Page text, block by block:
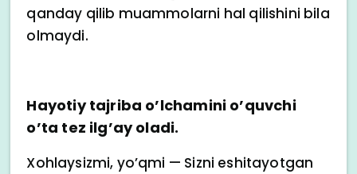
qanday qilib muammolarni hal qilishini bila
olmaydi.
Hayotiy tajriba o’lchamini o’quvchi
o’ta tez ilg’ay oladi.
Xohlaysizmi, yo’qmi — Sizni eshitayotgan